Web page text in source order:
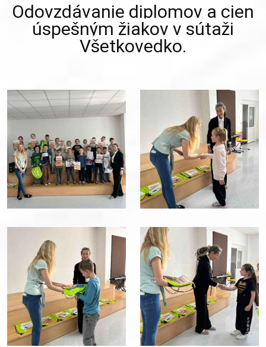
Odovzdávanie diplomov a cien
úspešným žiakov v sútaži
Všetkovedko.